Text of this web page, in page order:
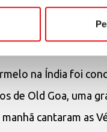
Teresa, no
são 17, com
na Índia foi
de Old Goa, uma
cantaram as